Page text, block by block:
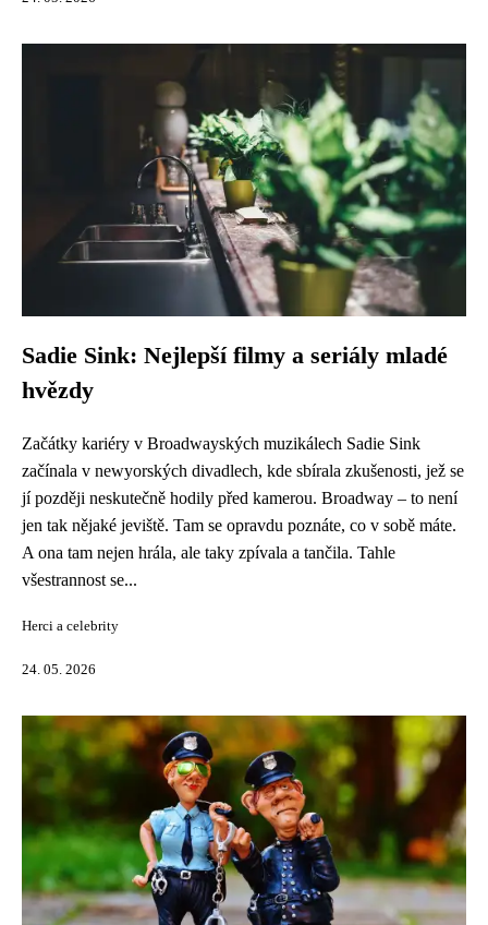
Sadie Sink: Nejlepší filmy a seriály mladé
hvězdy
Začátky kariéry v Broadwayských muzikálech Sadie Sink
začínala v newyorských divadlech, kde sbírala zkušenosti, jež se
jí později neskutečně hodily před kamerou. Broadway – to není
jen tak nějaké jeviště. Tam se opravdu poznáte, co v sobě máte.
A ona tam nejen hrála, ale taky zpívala a tančila. Tahle
všestrannost se...
Herci a celebrity
24. 05. 2026